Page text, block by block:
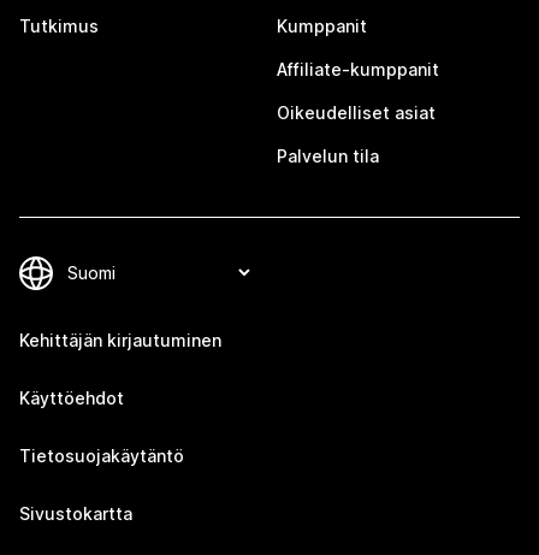
Tutkimus Kumppanit
Affiliate-kumppanit
Oikeudelliset asiat
Palvelun tila
Kehittäjän kirjautuminen
Käyttöehdot
Tietosuojakäytäntö
Sivustokartta